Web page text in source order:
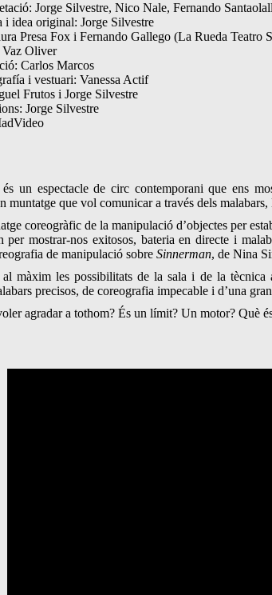
Jorge Silvestre, Nico Nale, Fernando
i idea original: Jorge Silvestre
Presa Fox i Fernando Gallego (La Rueda Teatro
Oliver
Carlos Marcos
i vestuari: Vanessa Actif
Frutos i Jorge Silvestre
Jorge Silvestre
un espectacle de circ contemporani que ens
muntatge que vol comunicar a través dels
coreogràfic de la manipulació d’objectes per
per mostrar-nos exitosos, bateria en directe i
de manipulació sobre Sinnerman, de Nina
màxim les possibilitats de la sala i de la
precisos, de coreografia impecable i d’una
agradar a tothom? És un límit? Un motor? Què